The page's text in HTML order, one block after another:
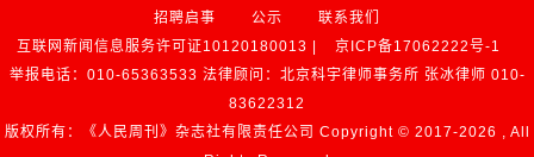
招聘启事
公示
联系我们
互联网新闻信息服务许可证10120180013 |
京ICP备17062222号-1
举报电话：010-65363533 法律顾问：北京科宇律师事务所 张冰律师 010-
83622312
版权所有：《人民周刊》杂志社有限责任公司 Copyright © 2017-2026 , All